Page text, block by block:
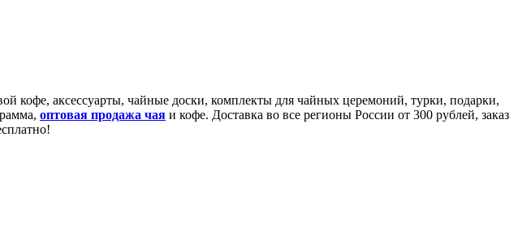
кофе, аксессуарты, чайные доски, комплекты для чайных церемоний, турки, подарки,
оптовая продажа чая и кофе. Доставка во все регионы России от 300 рублей, заказ